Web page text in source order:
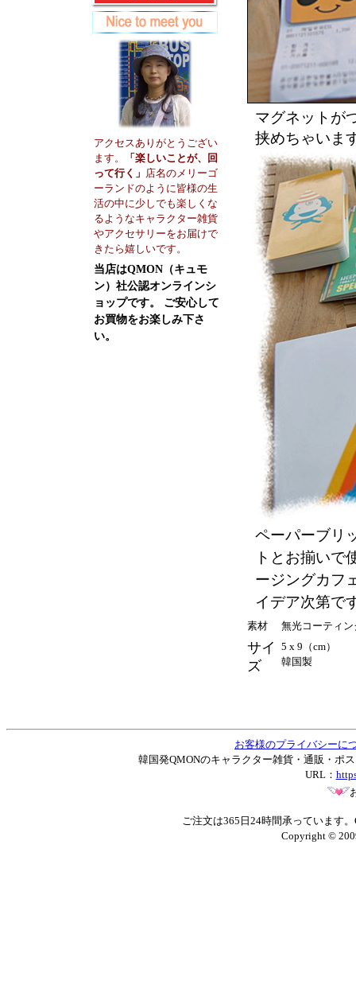
アクセスありがとうござい
ます。
「楽しいことが、回
って行く」 店名のメリーゴ
ーランドのように皆様の生
活の中に少しでも楽しくな
るようなキャラクター雑貨
やアクセサリーをお届けで
きたら嬉しいです。
当店はQMON（キュモ
ン）社公認オンラインシ
ョップです。 ご安心して
お買物をお楽しみ下さ
い。
マグネットが
挟めちゃいま
ペーパーブリ
トとお揃いで
ージングカフ
イデア次第で
素材 無光コーティ
サイ
ズ
5 x 9（cm）
韓国製
お客様のプライバシーに
韓国発QMONのキャラクター雑貨・通販・ポ
URL：
ご注文は365日24時間承っています
Copyright ©